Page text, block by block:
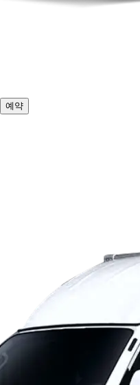
예약